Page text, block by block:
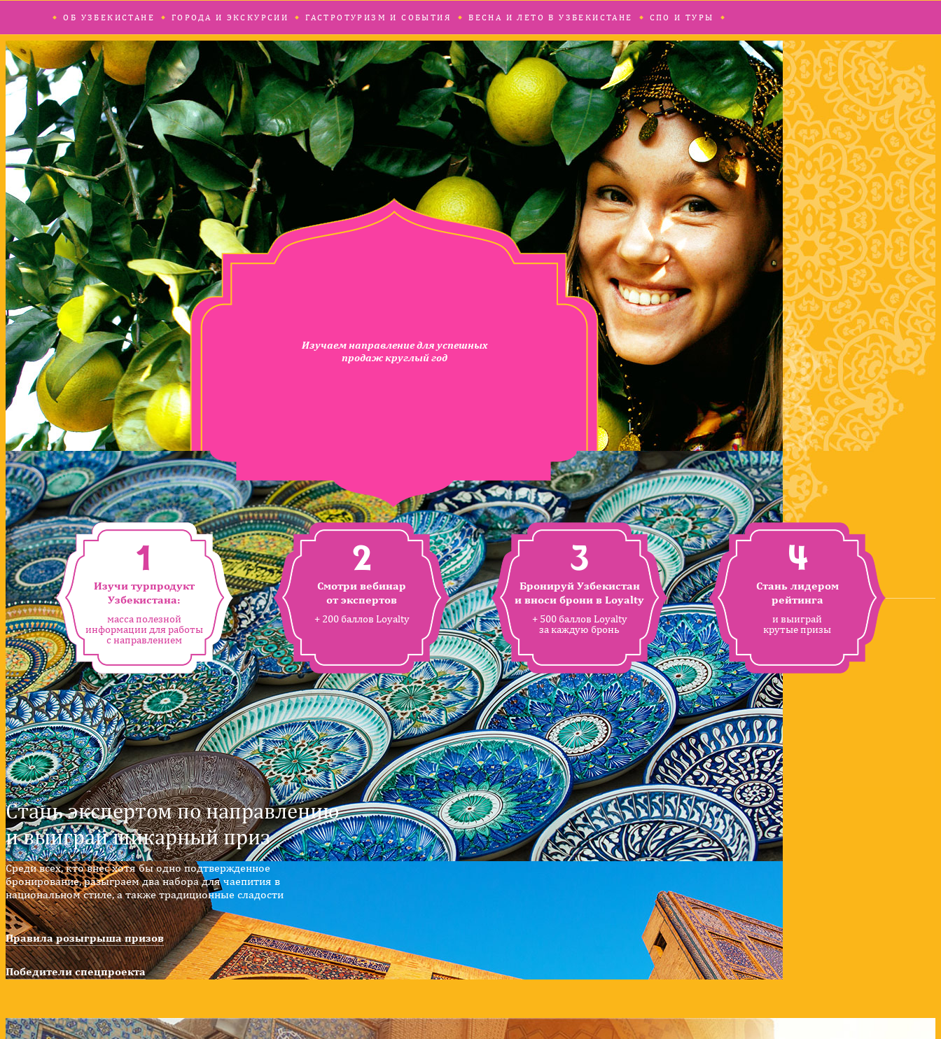
Изучаем направление для успешных
продаж круглый год
1
Изучи турпродукт
Узбекистана:
масса полезной
информации для работы
с направлением
2
Смотри вебинар
от экспертов
+ 200 баллов Loyalty
3
Бронируй Узбекистан
и вноси брони в Loyalty
+ 500 баллов Loyalty
за каждую бронь
4
Стань лидером
рейтинга
и выиграй
крутые призы
Стань экспертом по направлению
и выиграй шикарный приз
Среди всех, кто внес хотя бы одно подтвержденное
бронирование, разыграем два набора для чаепития в
национальном стиле, а также традиционные сладости
Правила розыгрыша призов
Победители спецпроекта
ОБ УЗБЕКИСТАНЕ ГОРОДА И ЭКСКУРСИИ ГАСТРОТУРИЗМ И СОБЫТИЯ ВЕСНА И ЛЕТО В УЗБЕКИСТАНЕ СПО И ТУРЫ